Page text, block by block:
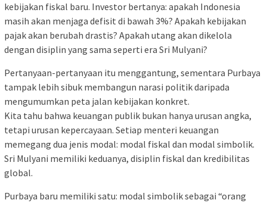
kebijakan fiskal baru. Investor bertanya: apakah Indonesia
masih akan menjaga defisit di bawah 3%? Apakah kebijakan
pajak akan berubah drastis? Apakah utang akan dikelola
dengan disiplin yang sama seperti era Sri Mulyani?
Pertanyaan-pertanyaan itu menggantung, sementara Purbaya
tampak lebih sibuk membangun narasi politik daripada
mengumumkan peta jalan kebijakan konkret.
Kita tahu bahwa keuangan publik bukan hanya urusan angka,
tetapi urusan kepercayaan. Setiap menteri keuangan
memegang dua jenis modal: modal fiskal dan modal simbolik.
Sri Mulyani memiliki keduanya, disiplin fiskal dan kredibilitas
global.
Purbaya baru memiliki satu: modal simbolik sebagai “orang